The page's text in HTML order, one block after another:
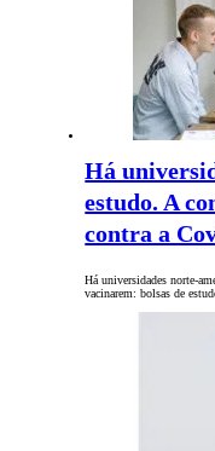
Há
estudo. A
contra a
Há universidades norte-
vacinarem: bolsas de